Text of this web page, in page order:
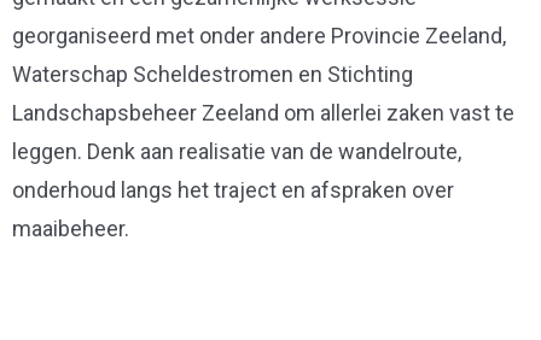
georganiseerd met onder andere Provincie Zeeland,
Waterschap Scheldestromen en Stichting
Landschapsbeheer Zeeland om allerlei zaken vast te
leggen. Denk aan realisatie van de wandelroute,
onderhoud langs het traject en afspraken over
maaibeheer.